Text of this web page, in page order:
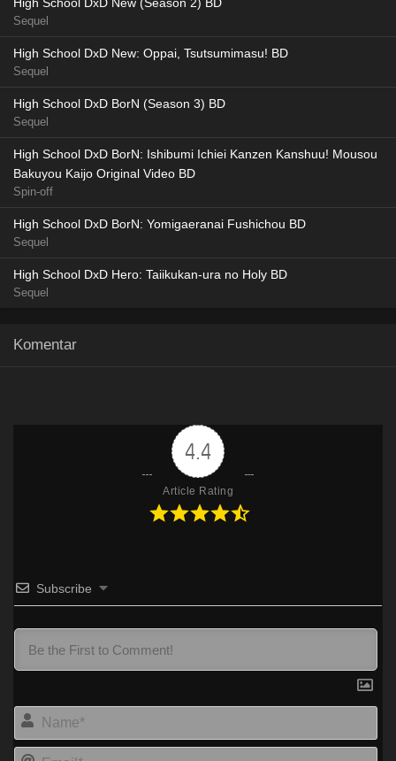
Sequel
High School DxD New: Oppai, Tsutsumimasu! BD
Sequel
High School DxD BorN (Season 3) BD
Sequel
High School DxD BorN: Ishibumi Ichiei Kanzen Kanshuu! Mousou
Bakuyou Kaijo Original Video BD
Spin-off
High School DxD BorN: Yomigaeranai Fushichou BD
Sequel
High School DxD Hero: Taiikukan-ura no Holy BD
Sequel
Komentar
4.4
Article Rating
Subscribe